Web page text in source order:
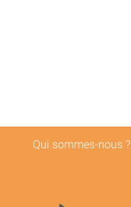
Qui sommes-nous ?